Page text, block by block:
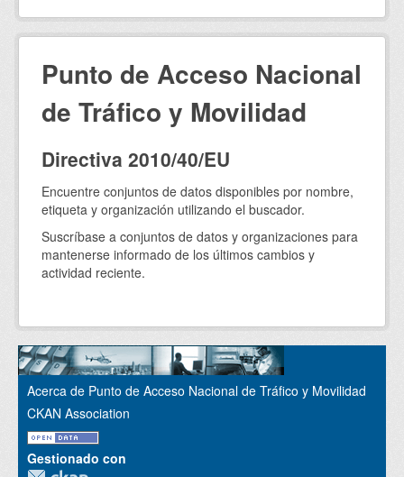
Punto de Acceso Nacional
de Tráfico y Movilidad
Directiva 2010/40/EU
Encuentre conjuntos de datos disponibles por nombre,
etiqueta y organización utilizando el buscador.
Suscríbase a conjuntos de datos y organizaciones para
mantenerse informado de los últimos cambios y
actividad reciente.
Acerca de Punto de Acceso Nacional de Tráfico y Movilidad
CKAN Association
Gestionado con